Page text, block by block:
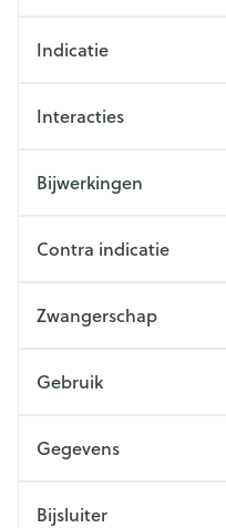
Indicatie
Interacties
Bijwerkingen
Contra indicatie
Zwangerschap
Gebruik
Gegevens
Bijsluiter